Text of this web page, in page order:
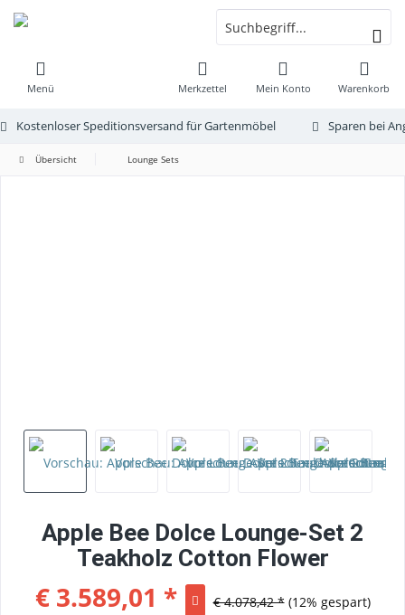
Menü Warenkorb
Merkzettel Mein Konto
Kostenloser Speditionsversand für Gartenmöbel Sparen bei
Übersicht Lounge Sets
Apple Bee Dolce Lounge-Set 2
Teakholz Cotton Flower
€ 3.589,01 * € 4.078,42 * (12% gespart)